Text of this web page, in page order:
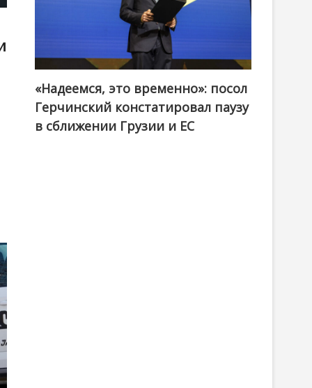
«Надеемся, это временно»: посол
Герчинский констатировал паузу
в сближении Грузии и ЕС